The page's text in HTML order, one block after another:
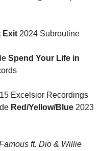
Exit 2024 Subroutine
Spend Your Life in
Excelsior Recordings
Red/Yellow/Blue 2023
ft. Dio & Willie